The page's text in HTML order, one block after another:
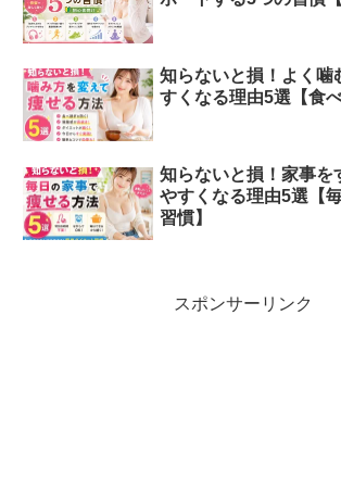
知らないと損！よく噛
すくなる理由5選【食
知らないと損！家事を
やすくなる理由5選【
習慣】
スポンサーリンク